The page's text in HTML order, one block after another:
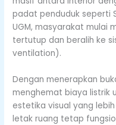
padat penduduk seperti
UGM, masyarakat mulai
tertutup dan beralih ke
ventilation).
Dengan menerapkan
menghemat biaya listrik
estetika visual yang
letak ruang tetap